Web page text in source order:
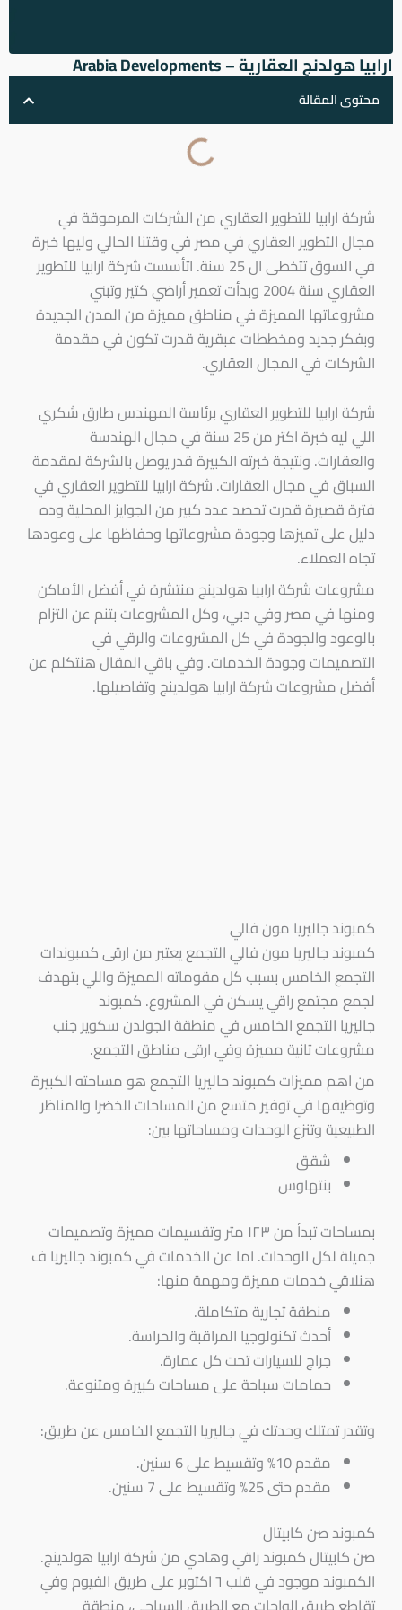
ارابيا هولدنج العقارية – Arabia Developments
محتوى المقالة
شركة ارابيا للتطوير العقاري من الشركات المرموقة في
مجال التطوير العقاري في مصر في وقتنا الحالي وليها خبرة
في السوق تتخطى ال 25 سنة. اتأسست شركة ارابيا للتطوير
العقاري سنة 2004 وبدأت تعمير أراضي كتير وتبني
مشروعاتها المميزة في مناطق مميزة من المدن الجديدة
وبفكر جديد ومخططات عبقرية قدرت تكون في مقدمة
الشركات في المجال العقاري.
شركة ارابيا للتطوير العقاري برئاسة المهندس طارق شكري
اللي ليه خبرة اكتر من 25 سنة في مجال الهندسة
والعقارات. ونتيجة خبرته الكبيرة قدر يوصل بالشركة لمقدمة
السباق في مجال العقارات. شركة ارابيا للتطوير العقاري في
فترة قصيرة قدرت تحصد عدد كبير من الجوايز المحلية وده
دليل على تميزها وجودة مشروعاتها وحفاظها على وعودها
تجاه العملاء.
مشروعات شركة ارابيا هولدينج منتشرة في أفضل الأماكن
ومنها في مصر وفي دبي، وكل المشروعات بتنم عن التزام
بالوعود والجودة في كل المشروعات والرقي في
التصميمات وجودة الخدمات. وفي باقي المقال هنتكلم عن
أفضل مشروعات شركة ارابيا هولدينج وتفاصيلها.
كمبوند جاليريا مون فالي
كمبوند جاليريا مون فالي التجمع يعتبر من ارقى كمبوندات
التجمع الخامس بسبب كل مقوماته المميزة واللي بتهدف
لجمع مجتمع راقي يسكن في المشروع. كمبوند
جاليريا التجمع الخامس في منطقة الجولدن سكوير جنب
مشروعات تانية مميزة وفي ارقى مناطق التجمع.
من اهم مميزات كمبوند حاليريا التجمع هو مساحته الكبيرة
وتوظيفها في توفير متسع من المساحات الخضرا والمناظر
الطبيعية وتنزع الوحدات ومساحاتها بين:
شقق
بنتهاوس
بمساحات تبدأ من ١٢٣ متر وتقسيمات مميزة وتصميمات
جميلة لكل الوحدات. اما عن الخدمات في كمبوند جاليريا ف
هنلاقي خدمات مميزة ومهمة منها:
منطقة تجارية متكاملة.
أحدث تكنولوجيا المراقبة والحراسة.
جراج للسيارات تحت كل عمارة.
حمامات سباحة على مساحات كبيرة ومتنوعة.
وتقدر تمتلك وحدتك في جاليريا التجمع الخامس عن طريق:
مقدم 10% وتقسيط على 6 سنين.
مقدم حتى 25% وتقسيط على 7 سنين.
كمبوند صن كابيتال
صن كابيتال كمبوند راقي وهادي من شركة ارابيا هولدينج.
الكمبوند موجود في قلب ٦ اكتوبر على طريق الفيوم وفي